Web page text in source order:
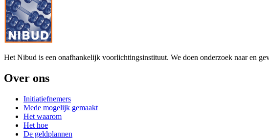
Het Nibud is een onafhankelijk voorlichtingsinstituut. We doen onderzoek naar en
Over ons
Initiatiefnemers
Mede mogelijk gemaakt
Het waarom
Het hoe
De geldplannen